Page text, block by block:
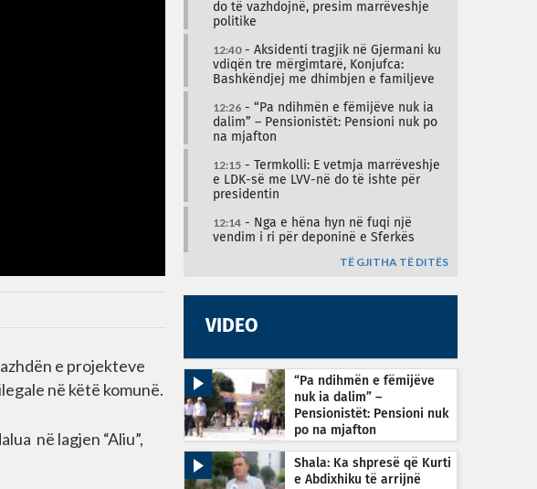
e projekteve
në këtë komunë.
në lagjen “Aliu”,
do të vazhdojnë, presim marrëveshje
politike
12:40- Aksidenti tragjik në Gjermani ku
vdiqën tre mërgimtarë, Konjufca:
Bashkëndjej me dhimbjen e familjeve
12:26 - “Pa ndihmën e fëmijëve nuk ia
dalim” – Pensionistët: Pensioni nuk po
na mjafton
12:15 - Termkolli: E vetmja marrëveshje
e LDK-së me LVV-në do të ishte për
presidentin
12:14 - Nga e hëna hyn në fuqi një
vendim i ri për deponinë e Sferkës
TË GJITHA TË DITËS
VIDEO
“Pa ndihmën e fëmijëve
nuk ia dalim” –
Pensionistët: Pensioni nuk
po na mjafton
Shala: Ka shpresë që Kurti
e Abdixhiku të arrijnë